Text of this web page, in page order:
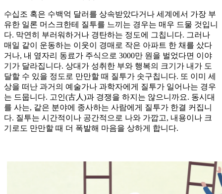
수십조 혹은 수백억 달러를 상속받았다거나 세계에서 가장 부
유한 일론 머스크한테 질투를 느끼는 경우는 매우 드물 것입니
다. 막연히 부러워하거나 경탄하는 정도에 그칩니다. 그러나
매일 같이 운동하는 이웃이 경매로 작은 아파트 한 채를 샀다
거나, 내 옆자리 동료가 주식으로 3000만 원을 벌었다면 이야
기가 달라집니다. 상대가 성취한 부와 행복의 크기가 내가 도
달할 수 있을 정도로 만만할 때 질투가 솟구칩니다. 또 이미 세
상을 떠난 과거의 예술가나 과학자에게 질투가 일어나는 경우
는 드뭅니다. 고인(古人)과 경쟁을 하지는 않으니까요. 동시대
를 사는, 같은 분야에 종사하는 사람에게 질투가 한결 커집니
다. 질투는 시간적이나 공간적으로 나와 가깝고, 내용이나 크
기로도 만만할 때 더 폭발해 마음을 상하게 합니다.